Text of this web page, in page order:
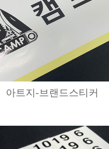
아트지-브랜드스티커